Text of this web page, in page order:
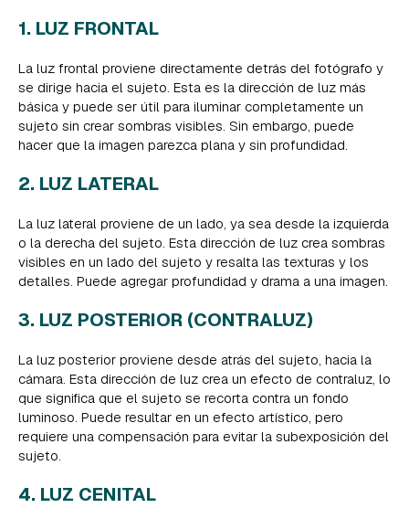
1. LUZ FRONTAL
La luz frontal proviene directamente detrás del fotógrafo y
se dirige hacia el sujeto. Esta es la dirección de luz más
básica y puede ser útil para iluminar completamente un
sujeto sin crear sombras visibles. Sin embargo, puede
hacer que la imagen parezca plana y sin profundidad.
2. LUZ LATERAL
La luz lateral proviene de un lado, ya sea desde la izquierda
o la derecha del sujeto. Esta dirección de luz crea sombras
visibles en un lado del sujeto y resalta las texturas y los
detalles. Puede agregar profundidad y drama a una imagen.
3. LUZ POSTERIOR (CONTRALUZ)
La luz posterior proviene desde atrás del sujeto, hacia la
cámara. Esta dirección de luz crea un efecto de contraluz, lo
que significa que el sujeto se recorta contra un fondo
luminoso. Puede resultar en un efecto artístico, pero
requiere una compensación para evitar la subexposición del
sujeto.
4. LUZ CENITAL